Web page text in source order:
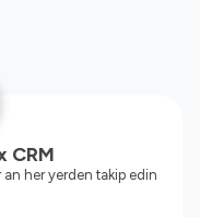
CRM
her yerden takip edin